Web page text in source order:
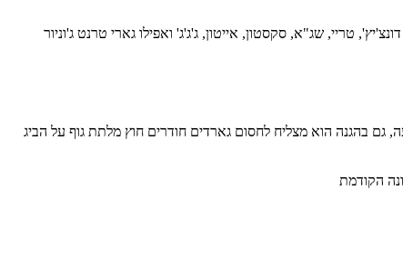
רעה בכלל של שארלוט. שחקן כזה במקום ה12 זה לגמרי נחמד. ובכלל דראפט 2018 מעניין עם דונצ'יץ', טריי, שג"א, סקסטון, אייטון, ג'ג'ג' ואפילו גארי טרנט ג'וניור
בהגנה הוא מצליח לחסום גארדים חודרים חוץ מלתת גוף על הביג
הקודמת